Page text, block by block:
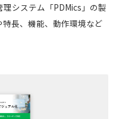
システム「PDMics」の製
長、機能、動作環境など